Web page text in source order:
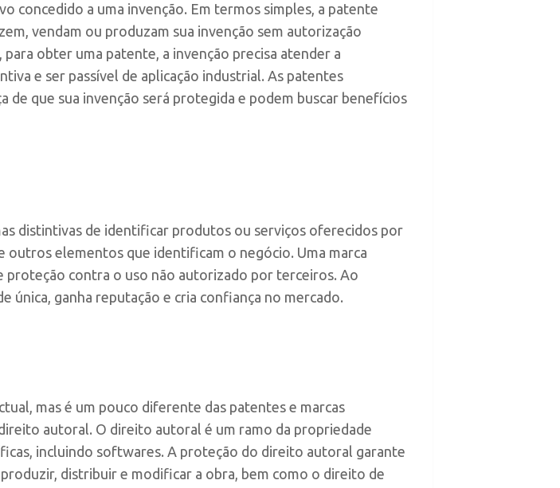
concedido a uma invenção. Em termos simples, a patente
vendam ou produzam sua invenção sem autorização
obter uma patente, a invenção precisa atender a
e ser passível de aplicação industrial. As patentes
de que sua invenção será protegida e podem buscar benefícios
distintivas de identificar produtos ou serviços oferecidos por
outros elementos que identificam o negócio. Uma marca
proteção contra o uso não autorizado por terceiros. Ao
única, ganha reputação e cria confiança no mercado.
mas é um pouco diferente das patentes e marcas
autoral. O direito autoral é um ramo da propriedade
incluindo softwares. A proteção do direito autoral garante
distribuir e modificar a obra, bem como o direito de